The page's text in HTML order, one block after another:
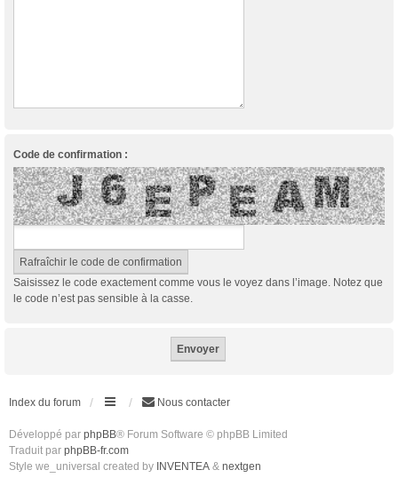
Code de confirmation :
Saisissez le code exactement comme vous le voyez dans l’image. Notez que
le code n’est pas sensible à la casse.
Index du forum Nous contacter
Développé par phpBB® Forum Software © phpBB Limited
Traduit par phpBB-fr.com
Style we_universal created by INVENTEA & nextgen